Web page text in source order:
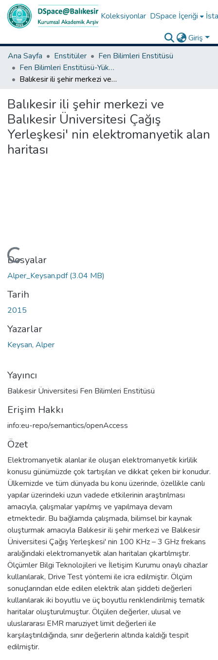
Koleksiyonlar DSpace İçeriği
Giriş
Ana Sayfa
Enstitüler
Fen Bilimleri Enstitüsü
Fen Bilimleri Enstitüsü-Yüksek Lisans Tezleri
Balıkesir ili şehir merkezi ve Balıkesir Üniversitesi Çağış Yerleşkesi' nin elektromanyetik alan haritası
Balıkesir ili şehir merkezi ve
Balıkesir Üniversitesi Çağış
Yerleşkesi' nin elektromanyetik alan
haritası
Yükleniyor...
Dosyalar
Alper_Keysan.pdf(3.04 MB)
Tarih
2015
Yazarlar
Keysan, Alper
Yayıncı
Balıkesir Üniversitesi Fen Bilimleri Enstitüsü
Erişim Hakkı
info:eu-repo/semantics/openAccess
Özet
Elektromanyetik alanlar ile oluşan elektromanyetik kirlilik
konusu günümüzde çok tartışılan ve dikkat çeken bir konudur.
Ülkemizde ve tüm dünyada bu konu üzerinde, özellikle canlı
yapılar üzerindeki uzun vadede etkilerinin araştırılması
amacıyla, çalışmalar yapılmış ve yapılmaya devam
etmektedir. Bu bağlamda çalışmada, bilimsel bir kaynak
oluşturmak amacıyla Balıkesir ili şehir merkezi ve Balıkesir
Üniversitesi Çağış Yerleşkesi' nin 100 KHz – 3 GHz frekans
aralığındaki elektromanyetik alan haritaları çıkartılmıştır.
Ölçümler Bilgi Teknolojileri ve İletişim Kurumu onaylı cihazlar
kullanılarak, Drive Test yöntemi ile icra edilmiştir. Ölçüm
sonuçlarından elde edilen elektrik alan şiddeti değerleri
kullanılarak iki boyutlu ve üç boyutlu renklendirilmiş tematik
haritalar oluşturulmuştur. Ölçülen değerler, ulusal ve
uluslararası EMR maruziyet limit değerleri ile
karşılaştırıldığında, sınır değerlerin altında kaldığı tespit
edilmiştir.